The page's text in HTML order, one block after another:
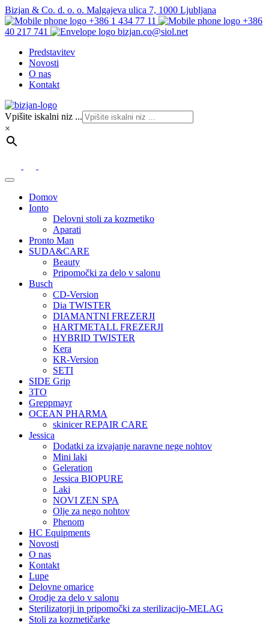
Bizjan & Co. d. o. o. Malgajeva ulica 7, 1000 Ljubljana
+386 1 434 77 11
+386
40 217 741
bizjan.co@siol.net
Predstavitev
Novosti
O nas
Kontakt
Vpišite iskalni niz ...
×
Domov
Ionto
Delovni stoli za kozmetiko
Aparati
Pronto Man
SUDA&CARE
Beauty
Pripomočki za delo v salonu
Busch
CD-Version
Dia TWISTER
DIAMANTNI FREZERJI
HARTMETALL FREZERJI
HYBRID TWISTER
Kera
KR-Version
SETI
SIDE Grip
3TO
Greppmayr
OCEAN PHARMA
skinicer REPAIR CARE
Jessica
Dodatki za izvajanje naravne nege nohtov
Mini laki
Geleration
Jessica BIOPURE
Laki
NOVI ZEN SPA
Olje za nego nohtov
Phenom
HC Equipments
Novosti
O nas
Kontakt
Lupe
Delovne omarice
Orodje za delo v salonu
Sterilizatorji in pripomočki za sterilizacijo-MELAG
Stoli za kozmetičarke